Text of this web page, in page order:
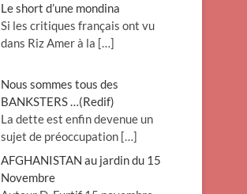
Le short d’une mondina
Si les critiques français ont vu
dans Riz Amer à la […]
Nous sommes tous des
BANKSTERS …(Redif)
La dette est enfin devenue un
sujet de préoccupation […]
AFGHANISTAN au jardin du 15
Novembre